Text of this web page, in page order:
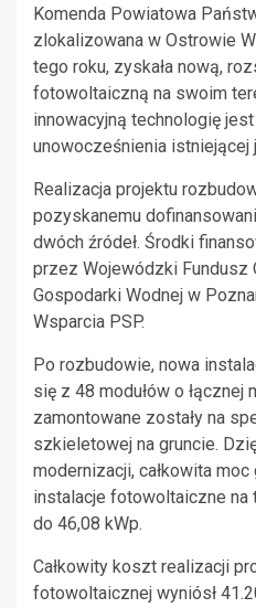
Komenda Powiatowa
zlokalizowana w Ostrowie
tego roku, zyskała nową,
fotowoltaiczną na swoim
innowacyjną technologię
unowocześnienia istniejącej
Realizacja projektu
pozyskanemu
dwóch źródeł. Środki
przez Wojewódzki Fundusz
Gospodarki Wodnej w
Wsparcia PSP.
Po rozbudowie, nowa
się z 48 modułów o łącznej
zamontowane zostały na
szkieletowej na gruncie.
modernizacji, całkowita
instalacje fotowoltaiczne na
do 46,08 kWp.
Całkowity koszt realizacji
fotowoltaicznej wyniósł